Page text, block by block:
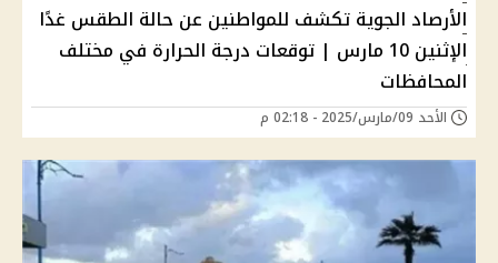
الأرصاد الجوية تكشف للمواطنين عن حالة الطقس غدًا
الإثنين 10 مارس | توقعات درجة الحرارة في مختلف
المحافظات
الأحد 09/مارس/2025 - 02:18 م